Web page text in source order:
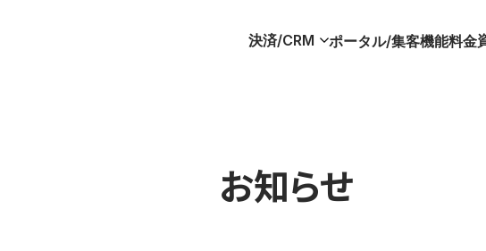
決済/CRM ポータル/集客機能料金
お知らせ